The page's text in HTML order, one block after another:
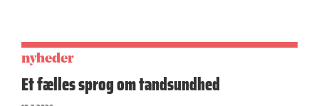
nyheder
Et fælles sprog om tandsundhed